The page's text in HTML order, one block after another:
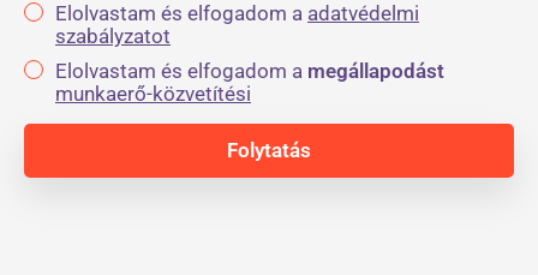
Elolvastam és elfogadom a adatvédelmi
szabályzatot
Elolvastam és elfogadom a megállapodást
munkaerő-közvetítési